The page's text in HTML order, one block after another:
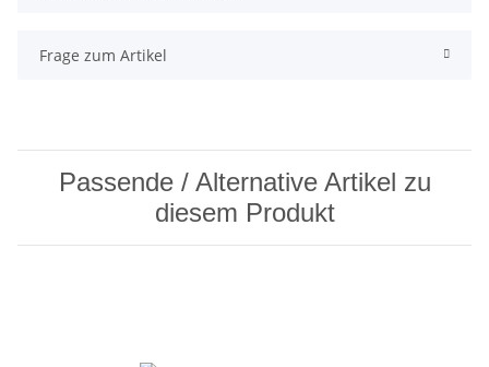
Frage zum Artikel
Passende / Alternative Artikel zu
diesem Produkt